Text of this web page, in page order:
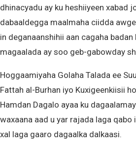
dhinacyadu ay ku heshiiyeen xabad
dabaaldegga maalmaha ciidda
in deganaanshihii aan cagaha
magaalada ay soo geb-gabowday
Hoggaamiyaha Golaha Talada ee
Fattah al-Burhan iyo Kuxigeenkiisii
Hamdan Dagalo ayaa ku
waxaana aad u yar rajada laga
xal laga gaaro dagaalka dalkaasi.